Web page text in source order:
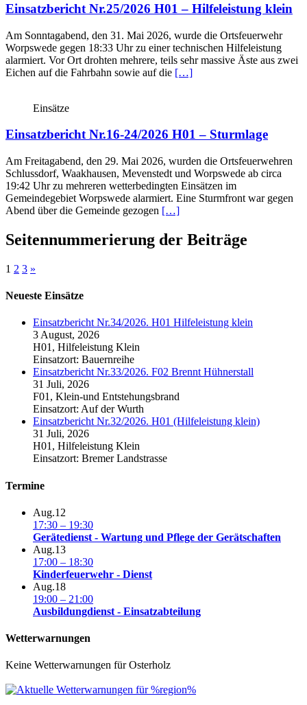
Einsatzbericht Nr.25/2026 H01 – Hilfeleistung klein
Am Sonntagabend, den 31. Mai 2026, wurde die Ortsfeuerwehr
Worpswede gegen 18:33 Uhr zu einer technischen Hilfeleistung
alarmiert. Vor Ort drohten mehrere, teils sehr massive Äste aus zwei
Eichen auf die Fahrbahn sowie auf die […]
Einsätze
Einsatzbericht Nr.16-24/2026 H01 – Sturmlage
Am Freitagabend, den 29. Mai 2026, wurden die Ortsfeuerwehren
Schlussdorf, Waakhausen, Mevenstedt und Worpswede ab circa
19:42 Uhr zu mehreren wetterbedingten Einsätzen im
Gemeindegebiet Worpswede alarmiert. Eine Sturmfront war gegen
Abend über die Gemeinde gezogen […]
Seitennummerierung der Beiträge
1 2 3 »
Neueste Einsätze
Einsatzbericht Nr.34/2026. H01 Hilfeleistung klein
3 August, 2026
H01, Hilfeleistung Klein
Einsatzort: Bauernreihe
Einsatzbericht Nr.33/2026. F02 Brennt Hühnerstall
31 Juli, 2026
F01, Klein-und Entstehungsbrand
Einsatzort: Auf der Wurth
Einsatzbericht Nr.32/2026. H01 (Hilfeleistung klein)
31 Juli, 2026
H01, Hilfeleistung Klein
Einsatzort: Bremer Landstrasse
Termine
Aug.12
17:30 – 19:30
Gerätedienst - Wartung und Pflege der Gerätschaften
Aug.13
17:00 – 18:30
Kinderfeuerwehr - Dienst
Aug.18
19:00 – 21:00
Ausbildungdienst - Einsatzabteilung
Wetterwarnungen
Keine Wetterwarnungen für Osterholz